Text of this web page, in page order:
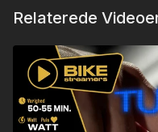
Relaterede